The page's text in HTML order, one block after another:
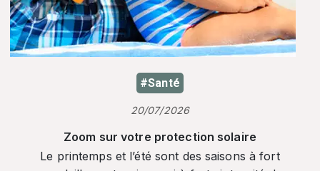
#Santé
20/07/2026
Zoom sur votre protection solaire
Le printemps et l’été sont des saisons à fort